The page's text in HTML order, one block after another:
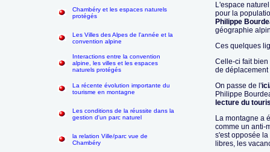
Chambéry et les espaces naturels
protégés
Les Villes des Alpes de l'année et la
convention alpine
Interactions entre la convention
alpine, les villes et les espaces
naturels protégés
La récente évolution importante du
tourisme en montagne
Les conditions de la réussite dans la
gestion d'un parc naturel
la relation Ville/parc vue de
Chambéry
L'espace
pour la
Philippe
géographie
Ces quelques
Celle-ci fait
de
On passe de l'
Philippe
lecture du
La montagne a
comme un anti-
s'est opposée
libres, les